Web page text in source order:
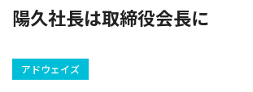
陽久社長は取締役会長に
アドウェイズ